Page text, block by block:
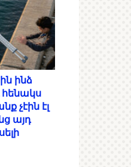
ինձ
հենակս
չէին էլ
այդ